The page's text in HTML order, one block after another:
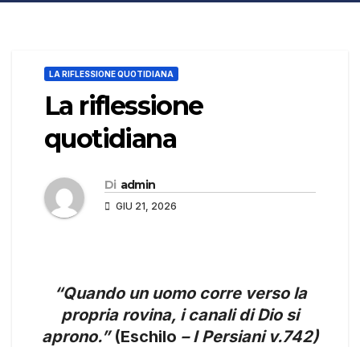
LA RIFLESSIONE QUOTIDIANA
La riflessione
quotidiana
Di admin
GIU 21, 2026
“Quando un uomo corre verso la
propria rovina, i canali di Dio si
aprono.”(Eschilo – I Persiani v.742)